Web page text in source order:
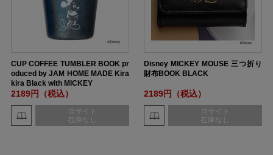
CUP COFFEE TUMBLER BOOK pr
oduced by JAM HOME MADE Kira
kira Black with MICKEY
2189円（税込）
当サイト
在庫なし
Disney MICKEY MOUSE 三つ折り
財布BOOK BLACK
2189円（税込）
当サイト
在庫なし